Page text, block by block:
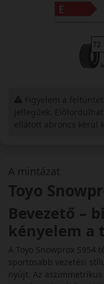
A mintázat
Toyo
Bevezető –
kényelem a
A Toyo Snowprox S954
sportosabb vezetési
nyújt. Az